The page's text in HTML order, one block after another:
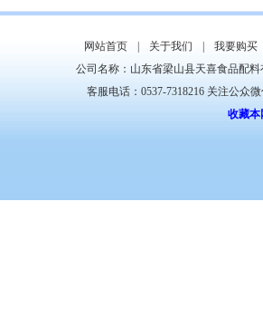
网站首页 关于我们
我要购买
公司名称：山东省梁山县天喜食品配
客服电话：0537-7318216 关注公众
收藏